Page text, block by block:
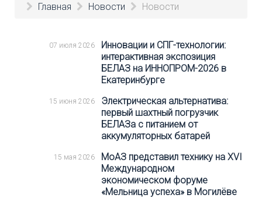
Главная Новости Новости
07 июля 2026
Инновации и СПГ-технологии:
интерактивная экспозиция
БЕЛАЗ на ИННОПРОМ-2026 в
Екатеринбурге
15 июня 2026
Электрическая альтернатива:
первый шахтный погрузчик
БЕЛАЗа с питанием от
аккумуляторных батарей
15 мая 2026
МоАЗ представил технику на XVI
Международном
экономическом форуме
«Мельница успеха» в Могилёве